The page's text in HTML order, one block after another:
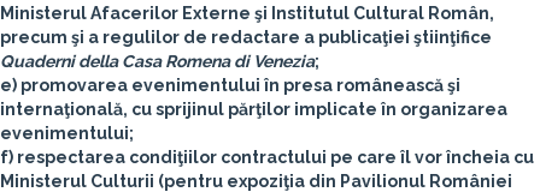
Ministerul Afacerilor Externe şi Institutul Cultural Român,
precum şi a regulilor de redactare a publicaţiei ştiinţifice
Quaderni della Casa Romena di Venezia;
e) promovarea evenimentului în presa românească şi
internaţională, cu sprijinul părţilor implicate în organizarea
evenimentului;
f) respectarea condiţiilor contractului pe care îl vor încheia cu
Ministerul Culturii (pentru expoziţia din Pavilionul României